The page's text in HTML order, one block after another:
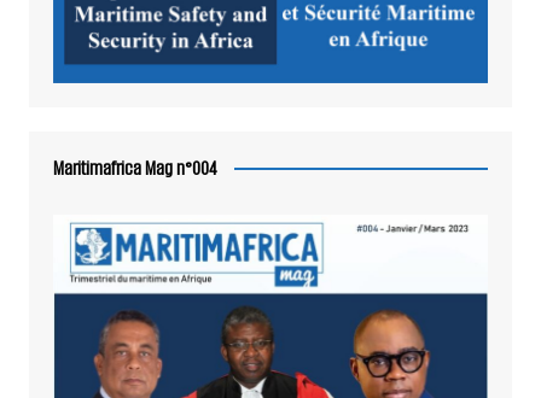
Maritimafrica Mag n°004